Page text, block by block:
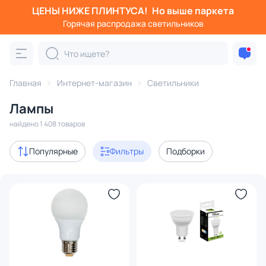
ЦЕНЫ НИЖЕ ПЛИНТУСА! Но выше паркета
Горячая распродажа светильников
Главная Интернет-магазин Светильники
Лампы
найдено 1 408 товаров
Популярные Фильтры Подборки
Фильтры
Категория: Лампочки
светодиодные галогеновые в стиле ретро
Акции 35
с 3D-моделями
В наличии